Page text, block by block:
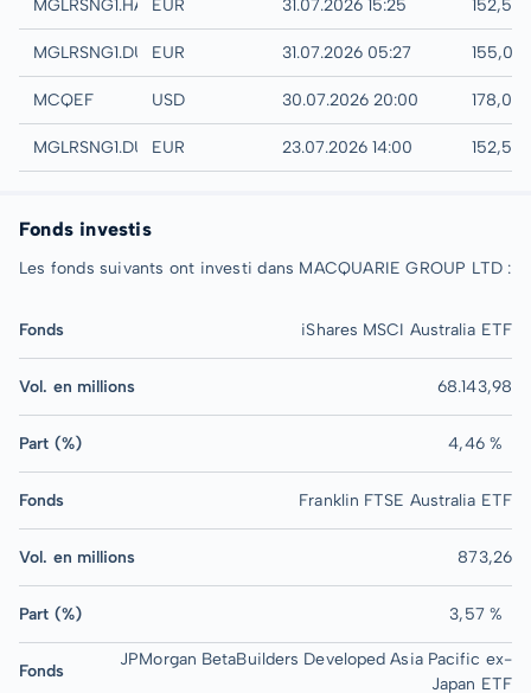
Hamburg
MGLRSNG1.HAMBEUR 31.07.2026 15:25 152,52
Quotrix
MGLRSNG1.DUSDEUR 31.07.2026 05:27 155,00
UTC
MCQEF USD 30.07.2026 20:00 178,00
Düsseldorf
MGLRSNG1.DUSBEUR 23.07.2026 14:00 152,58
Fonds investis
Les fonds suivants ont investi dans MACQUARIE GROUP LTD :
Fonds iShares MSCI Australia ETF
Vol. en millions 68.143,98
Part (%) 4,46 %
Fonds Franklin FTSE Australia ETF
Vol. en millions 873,26
Part (%) 3,57 %
Fonds
JPMorgan BetaBuilders Developed Asia Pacific ex-
Japan ETF